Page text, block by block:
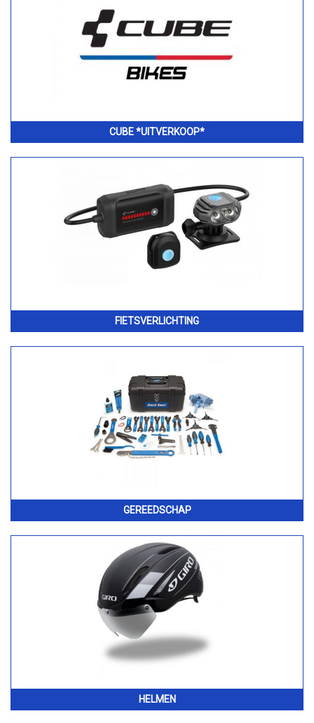
CUBE *UITVERKOOP*
FIETSVERLICHTING
GEREEDSCHAP
HELMEN